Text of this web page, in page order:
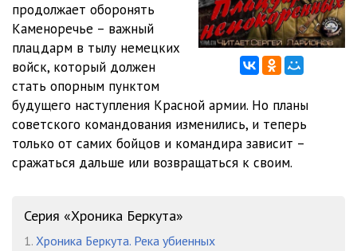
009 13:48
15:07
011
012
014
продолжает оборонять
Каменоречье – важный
плацдарм в тылу немецких
войск, который должен
стать опорным пунктом
будущего наступления Красной армии. Но планы
советского командования изменились, и теперь
только от самих бойцов и командира зависит –
сражаться дальше или возвращаться к своим.
Серия «Хроника Беркута»
1. Хроника Беркута. Река убиенных